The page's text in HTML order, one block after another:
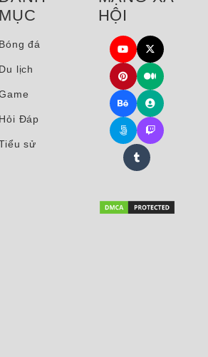
MỤC
Bóng đá
Du lịch
Hỏi Đáp
sử
HỘI